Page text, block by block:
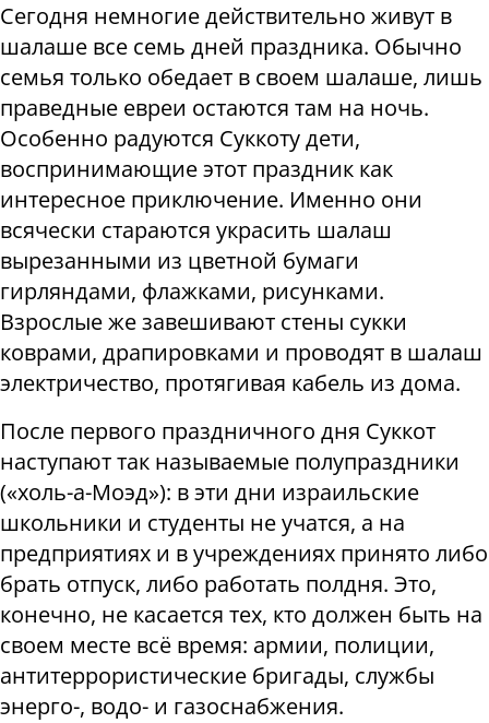
Сегодня немногие действительно живут в
шалаше все семь дней праздника. Обычно
семья только обедает в своем шалаше, лишь
праведные евреи остаются там на ночь.
Особенно радуются Суккоту дети,
воспринимающие этот праздник как
интересное приключение. Именно они
всячески стараются украсить шалаш
вырезанными из цветной бумаги
гирляндами, флажками, рисунками.
Взрослые же завешивают стены сукки
коврами, драпировками и проводят в шалаш
электричество, протягивая кабель из дома.
После первого праздничного дня Суккот
наступают так называемые полупраздники
(«холь-а-Моэд»): в эти дни израильские
школьники и студенты не учатся, а на
предприятиях и в учреждениях принято либо
брать отпуск, либо работать полдня. Это,
конечно, не касается тех, кто должен быть на
своем месте всё время: армии, полиции,
антитеррористические бригады, службы
энерго-, водо- и газоснабжения.